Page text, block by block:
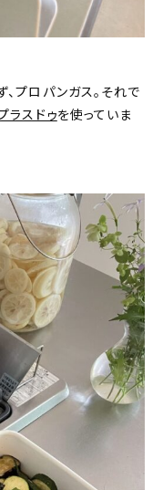
プロパンガス。それで
ラスドゥを使っていま